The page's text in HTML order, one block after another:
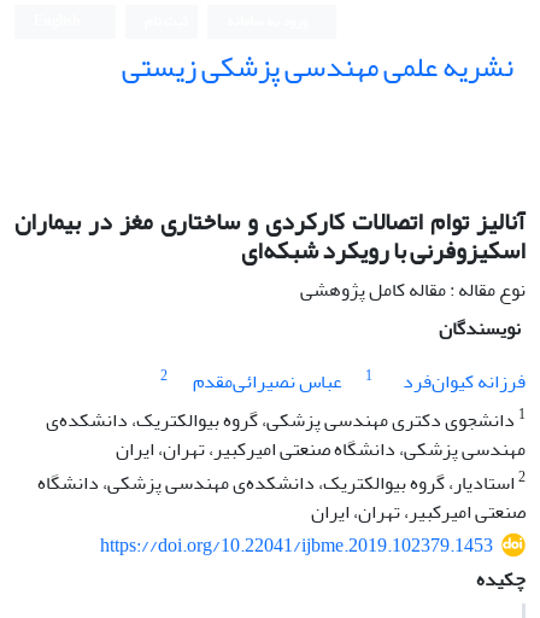
نشریه علمی مهندسی پزشکی زیستی
آنالیز توام اتصالات کارکردی و ساختاری مغز در بیماران
اسکیزوفرنی با رویکرد شبکه‌ای
نوع مقاله : مقاله کامل پژوهشی
نویسندگان
فرزانه کیوان‌فرد
1 عباس نصیرائی‌مقدم
2
1 دانشجوی دکتری مهندسی پزشکی، گروه بیوالکتریک، دانشکده‌ی
مهندسی پزشکی، دانشگاه صنعتی امیرکبیر، تهران، ایران
2استادیار، گروه بیوالکتریک، دانشکده‌ی مهندسی پزشکی، دانشگاه
صنعتی امیرکبیر، تهران، ایران
https://doi.org/10.22041/ijbme.2019.102379.1453
چکیده